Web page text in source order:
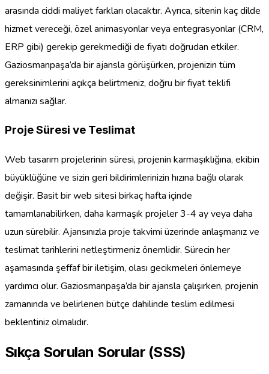
arasında ciddi maliyet farkları olacaktır. Ayrıca, sitenin kaç dilde
hizmet vereceği, özel animasyonlar veya entegrasyonlar (CRM,
ERP gibi) gerekip gerekmediği de fiyatı doğrudan etkiler.
Gaziosmanpaşa’da bir ajansla görüşürken, projenizin tüm
gereksinimlerini açıkça belirtmeniz, doğru bir fiyat teklifi
almanızı sağlar.
Proje Süresi ve Teslimat
Web tasarım projelerinin süresi, projenin karmaşıklığına, ekibin
büyüklüğüne ve sizin geri bildirimlerinizin hızına bağlı olarak
değişir. Basit bir web sitesi birkaç hafta içinde
tamamlanabilirken, daha karmaşık projeler 3-4 ay veya daha
uzun sürebilir. Ajansınızla proje takvimi üzerinde anlaşmanız ve
teslimat tarihlerini netleştirmeniz önemlidir. Sürecin her
aşamasında şeffaf bir iletişim, olası gecikmeleri önlemeye
yardımcı olur. Gaziosmanpaşa’da bir ajansla çalışırken, projenin
zamanında ve belirlenen bütçe dahilinde teslim edilmesi
beklentiniz olmalıdır.
Sıkça Sorulan Sorular (SSS)